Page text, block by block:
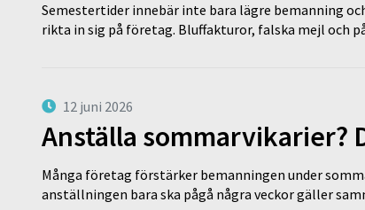
Semestertider innebär inte bara lägre bemanning
rikta in sig på företag. Bluffakturor, falska mejl och
12 juni 2026
Anställa sommarvikarier?
Många företag förstärker bemanningen under
anställningen bara ska pågå några veckor gäller